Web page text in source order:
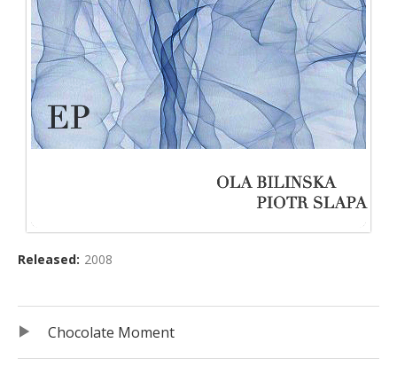
Record Details
Released: 2008
Record Tracklist
Chocolate Moment